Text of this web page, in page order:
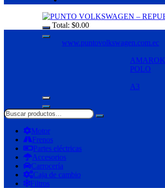
Total: $0.00
www.puntovolkswagen.com.ec
AMAROK
POLO
A3
Motor
Frenos
Partes eléctricas
Accesorios
Carrocería
Caja de cambio
Filtros